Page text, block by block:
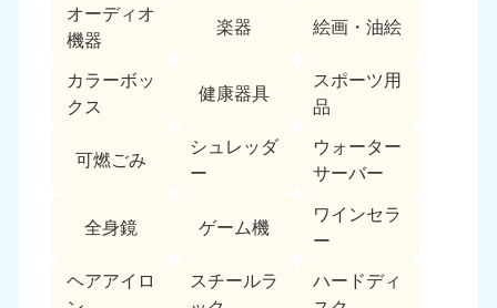
オーディオ
機器
楽器 絵画・油絵
カラーボッ
クス
健康器具
スポーツ用
品
可燃ごみ
シュレッダ
ー
ウォーター
サーバー
全身鏡 ゲーム機
ワインセラ
ー
ヘアアイロ
スチールラ
ハードディ
050-1881-5277
9:00〜19:00 年中無休
050-1881-5276
9:00〜19:00 年中無休
岩手県
050-1881-5274
秋田県
050-1881-5275
050-1881-5273
9:00〜19:00 年中無休
宮城県
050-1881-5272
9:00〜19:00 年中無休